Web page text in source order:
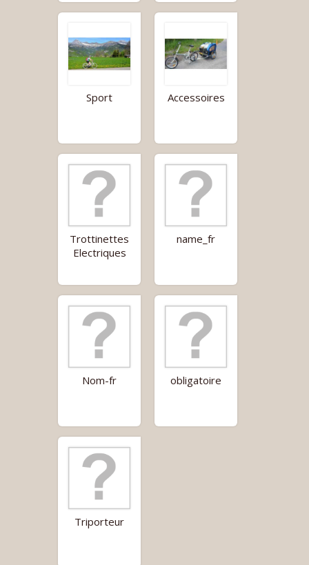
Sport Accessoires
Trottinettes
Electriques
name_fr
Nom-fr obligatoire
Triporteur